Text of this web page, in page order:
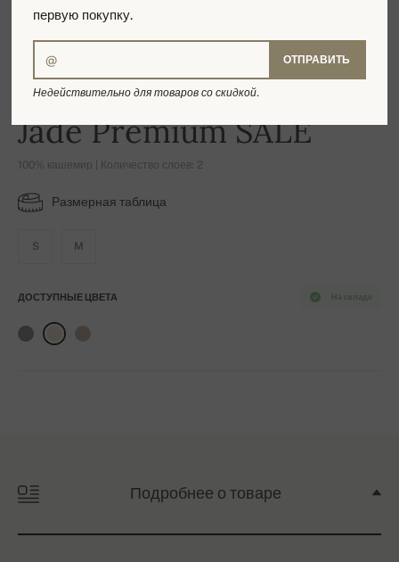
-21%
Jade Premium SALE
100% кашемир | Количество слоев: 2
Размерная таблица
S M
На складе
ДОСТУПНЫЕ ЦВЕТА
Подробнее о товаре
первую покупку.
ОТПРАВИТЬ
Недействительно для товаров со скидкой.